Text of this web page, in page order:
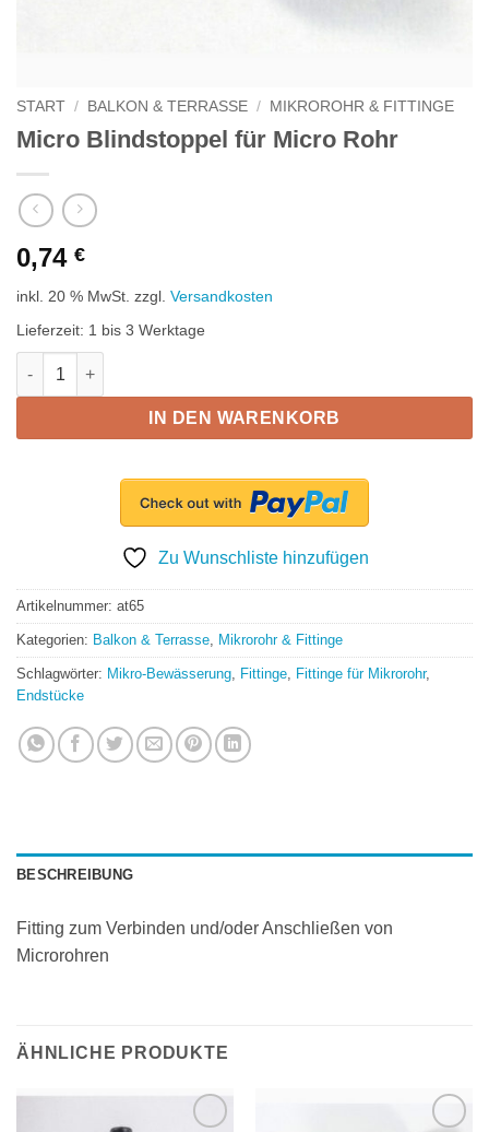
START / BALKON & TERRASSE / MIKROROHR & FITTINGE
Micro Blindstoppel für Micro Rohr
0,74 €
inkl. 20 % MwSt. zzgl. Versandkosten
Lieferzeit: 1 bis 3 Werktage
Micro Blindstoppel für Micro Rohr Menge
IN DEN WARENKORB
Zu Wunschliste hinzufügen
Artikelnummer: at65
Kategorien: Balkon & Terrasse, Mikrorohr & Fittinge
Schlagwörter: Mikro-Bewässerung, Fittinge, Fittinge für Mikrorohr,
Endstücke
BESCHREIBUNG
Fitting zum Verbinden und/oder Anschließen von
Microrohren
ÄHNLICHE PRODUKTE